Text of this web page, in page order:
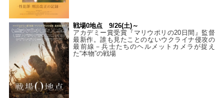
戦場0地点 9/26(土)～
アカデミー賞受賞『マリウポリの20日間』監督
最新作。誰も見たことのないウクライナ侵攻の
最前線－兵士たちのヘルメットカメラが捉え
た“本物”の戦場